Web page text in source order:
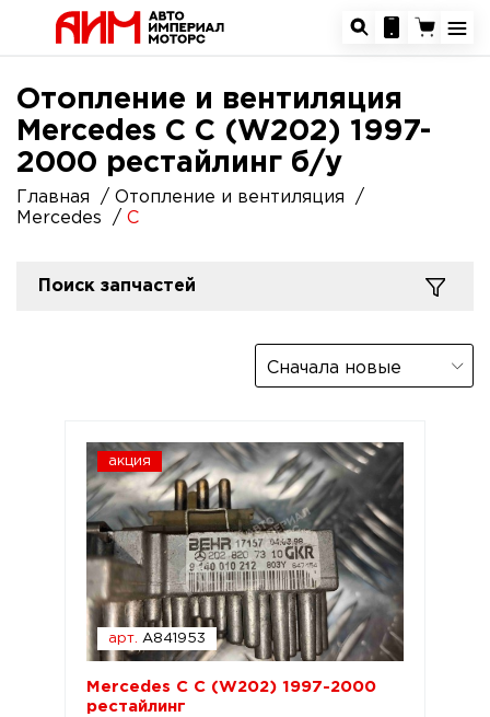
Отопление и вентиляция
Mercedes C C (W202) 1997-
2000 рестайлинг б/у
Главная
Отопление и вентиляция
Mercedes
C
Поиск запчастей
Сначала новые
акция
арт. A841953
Mercedes C C (W202) 1997-2000
рестайлинг